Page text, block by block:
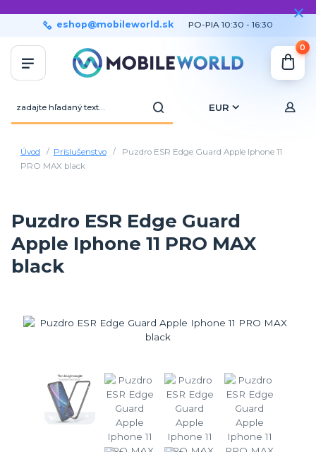
EUR
eshop@mobileworld.sk PO-PIA 10:30 - 16:30
0
Úvod Príslušenstvo
Puzdro ESR Edge Guard Apple Iphone 11
PRO MAX black
Puzdro ESR Edge Guard
Apple Iphone 11 PRO MAX
black